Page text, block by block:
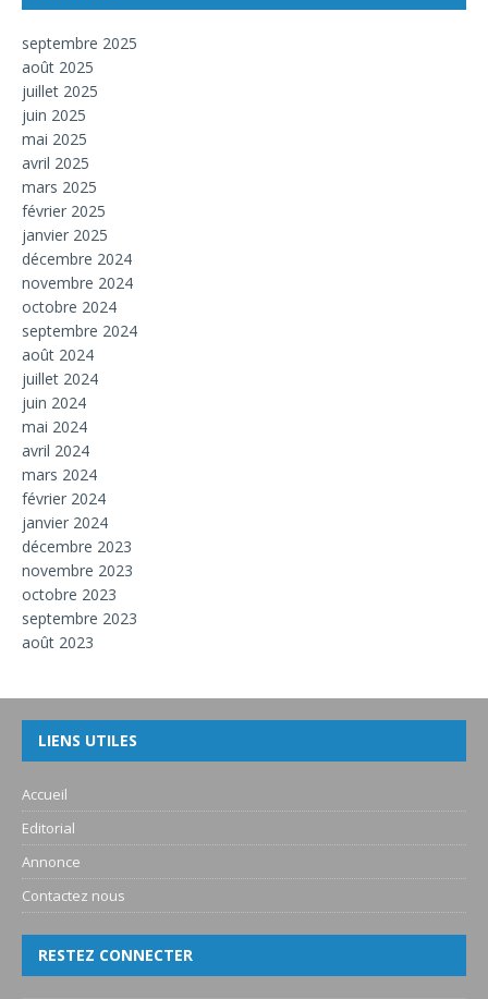
septembre 2025
août 2025
juillet 2025
juin 2025
mai 2025
avril 2025
mars 2025
février 2025
janvier 2025
décembre 2024
novembre 2024
octobre 2024
septembre 2024
août 2024
juillet 2024
juin 2024
mai 2024
avril 2024
mars 2024
février 2024
janvier 2024
décembre 2023
novembre 2023
octobre 2023
septembre 2023
août 2023
LIENS UTILES
Accueil
Editorial
Annonce
Contactez nous
RESTEZ CONNECTER